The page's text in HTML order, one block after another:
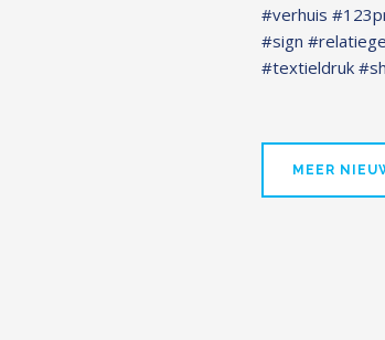
#verhuis
#sign
#textieldruk
MEER